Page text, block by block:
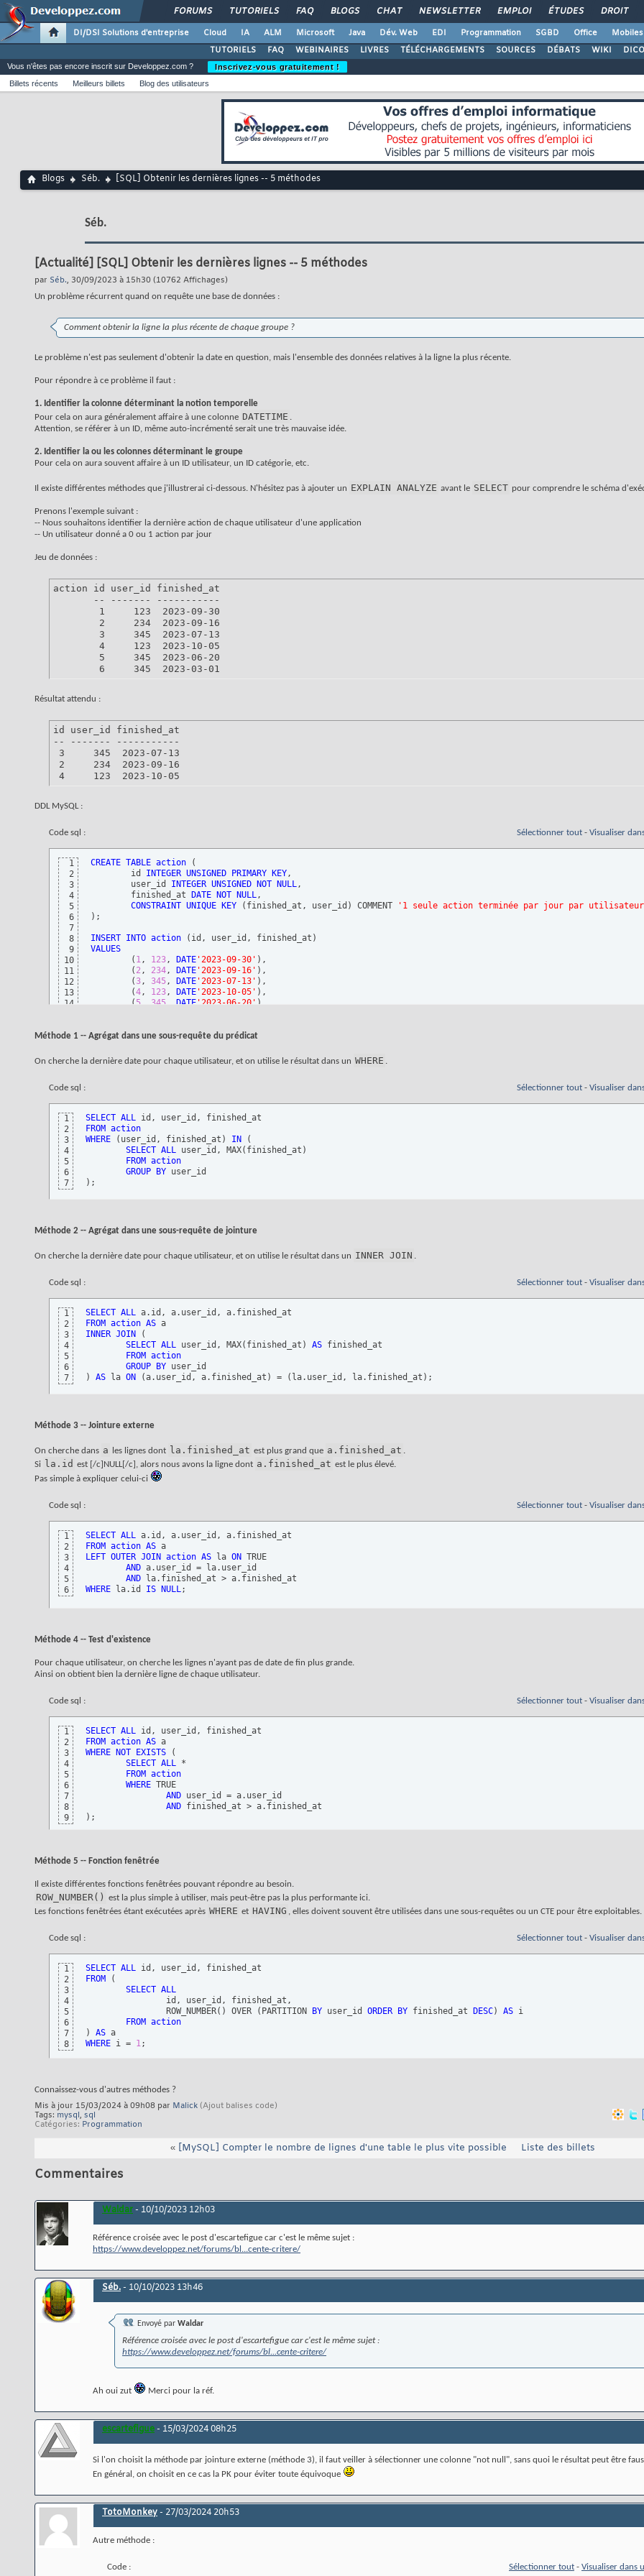
FORUMS TUTORIELS FAQ BLOGS CHAT NEWSLETTER EMPLOI ÉTUDES DROIT
DI/DSI Solutions d'entreprise Cloud IA ALM Microsoft Java Dév. Web EDI Programmation SGBD Office Mobiles
TUTORIELS
FAQ WEBINAIRES LIVRES TÉLÉCHARGEMENTS SOURCES DÉBATS WIKI DICO
Vous n'êtes pas encore inscrit sur Developpez.com ?
Inscrivez-vous gratuitement !
Billets récents
Meilleurs billets Blog des utilisateurs
Blogs Séb. [SQL] Obtenir les dernières lignes -- 5 méthodes
Séb.
[Actualité] [SQL] Obtenir les dernières lignes -- 5 méthodes
par Séb., 30/09/2023 à 15h30 (10762 Affichages)
Un problème récurrent quand on requête une base de données :
Comment obtenir la ligne la plus récente de chaque groupe ?
Le problème n'est pas seulement d'obtenir la date en question, mais l'ensemble des données relatives à la ligne la plus récente.
Pour répondre à ce problème il faut :
1. Identifier la colonne déterminant la notion temporelle
Pour cela on aura généralement affaire à une colonne DATETIME .
Attention, se référer à un ID, même auto-incrémenté serait une très mauvaise idée.
2. Identifier la ou les colonnes déterminant le groupe
Pour cela on aura souvent affaire à un ID utilisateur, un ID catégorie, etc.
Il existe différentes méthodes que j'illustrerai ci-dessous. N'hésitez pas à ajouter un EXPLAIN ANALYZE avant le SELECT pour comprendre le schéma
Prenons l'exemple suivant :
-- Nous souhaitons identifier la dernière action de chaque utilisateur d'une application
-- Un utilisateur donné a 0 ou 1 action par jour
Jeu de données :
action id user_id finished_at
       -- ------- -----------
        1     123  2023-09-30
        2     234  2023-09-16
        3     345  2023-07-13
        4     123  2023-10-05
        5     345  2023-06-20
        6     345  2023-03-01
Résultat attendu :
id user_id finished_at
-- ------- -----------
3     345  2023-07-13
2     234  2023-09-16
4     123  2023-10-05
DDL MySQL :
Code sql : Sélectionner tout - Visualiser
1
2
3
4
5
6
7
8
9
10
11
12
13
14
CREATE TABLE action
(
	id
INTEGER UNSIGNED PRIMARY KEY,
	user_id
INTEGER UNSIGNED NOT NULL,
	finished_at
DATE NOT NULL,
CONSTRAINT UNIQUE KEY ( finished_at, user_id ) COMMENT
'1 seule action terminée par jour par
) ;
INSERT INTO action ( id, user_id, finished_at )
VALUES
( 1, 123, DATE '2023-09-30' ) ,
( 2, 234, DATE '2023-09-16' ) ,
(3, 345, DATE '2023-07-13' ) ,
(4, 123, DATE '2023-10-05' ) ,
( 5 345 DATE '2023-06-20' )
Méthode 1 -- Agrégat dans une sous-requête du prédicat
On cherche la dernière date pour chaque utilisateur, et on utilise le résultat dans un WHERE .
Code sql : Sélectionner tout - Visualiser
1
2
3
4
5
6
7
SELECT ALL
FROM action
WHERE
( user_id, finished_at ) IN
(
SELECT ALL user_id, MAX( finished_at )
FROM action
GROUP
BY
) ;
Méthode 2 -- Agrégat dans une sous-requête de jointure
On cherche la dernière date pour chaque utilisateur, et on utilise le résultat dans un INNER JOIN .
Code sql : Sélectionner tout - Visualiser
1
2
3
4
5
6
7
SELECT ALL
FROM action AS
INNER JOIN
(
SELECT ALL user_id, MAX( finished_at ) AS finished_at
FROM action
GROUP
BY
)
AS la ON (a.user_id, a.finished_at ) = ( la.user_id, la.finished_at ) ;
Méthode 3 -- Jointure externe
On cherche dans a les lignes dont la.finished_at est plus grand que a.finished_at .
Si
la.id est [/c]NULL[/c], alors nous avons la ligne dont a.finished_at est le plus élevé.
Pas simple à expliquer celui-ci
Code sql : Sélectionner tout - Visualiser
1
2
3
4
5
6
SELECT ALL
FROM action AS
LEFT OUTER JOIN action AS la ON TRUE
AND a.user_id = la.user_id
AND
WHERE la.id IS NULL;
Méthode 4 -- Test d'existence
Pour chaque utilisateur, on cherche les lignes n'ayant pas de date de fin plus grande.
Ainsi on obtient bien la dernière ligne de chaque utilisateur.
Code sql : Sélectionner tout - Visualiser
1
2
3
4
5
6
7
8
9
SELECT ALL
FROM action AS
WHERE
NOT EXISTS
(
SELECT ALL *
FROM action
WHERE TRUE
AND user_id = a.user_id
AND
) ;
Méthode 5 -- Fonction fenêtrée
Il existe différentes fonctions fenêtrées pouvant répondre au besoin.
ROW_NUMBER()
est la plus simple à utiliser, mais peut-être pas la plus performante ici.
Les fonctions fenêtrées étant exécutées après WHERE et HAVING , elles doivent souvent être utilisées dans une sous-requêtes ou un CTE pour être exploitables.
Code sql : Sélectionner tout - Visualiser
1
2
3
4
5
6
7
8
SELECT ALL
FROM
(
SELECT ALL
		ROW_NUMBER
( ) OVER ( PARTITION BY user_id ORDER BY finished_at DESC) AS i
FROM action
)
AS
WHERE i = 1;
Connaissez-vous d'autres méthodes ?
Mis à jour 15/03/2024 à 09h08 par Malick (Ajout balises code)
Tags: mysql, sql
Catégories Programmation
« [MySQL] Compter le nombre de lignes d'une table le plus vite possible Liste des billets
Commentaires
Waldar- 10/10/2023 12h03
Référence croisée avec le post d'escartefigue car c'est le même sujet :
https://www.developpez.net/forums/bl...cente-critere/
Séb.- 10/10/2023 13h46
Envoyé par Waldar
Référence croisée avec le post d'escartefigue car c'est le même sujet :
https://www.developpez.net/forums/bl...cente-critere/
Ah oui zut Merci pour la réf.
escartefigue- 15/03/202408h25
Si l'on choisit la méthode par jointure externe (méthode 3), il faut veiller à sélectionner une colonne "not null", sans quoi le résultat peut être
En général, on choisit en ce cas la PK pour éviter toute équivoque
TotoMonkey- 27/03/2024 20h53
Autre méthode :
Code : Sélectionner tout - Visualiser dans